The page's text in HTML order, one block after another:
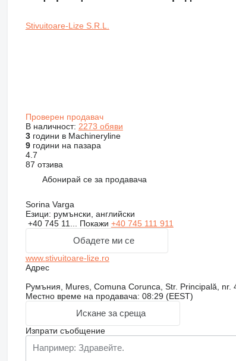
Stivuitoare-Lize S.R.L.
Проверен продавач
В наличност: 2273 обяви
3години в Machineryline
9години на пазара
4.7
87 отзива
Абонирай се за продавача
Sorina Varga
Езици: румънски, английски
+40 745 11... Покажи +40 745 111 911
Обадете ми се
www.stivuitoare-lize.ro
Адрес
Румъния, Mures, Comuna Corunca, Str. Principală, nr.
Местно време на продавача: 08:29 (EEST)
Искане за среща
Изпрати съобщение